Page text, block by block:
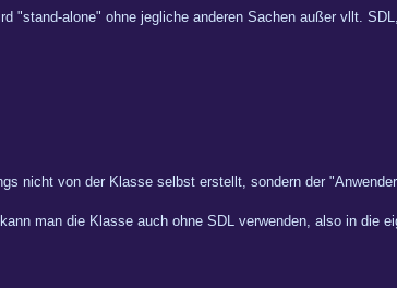
"stand-alone" ohne jegliche anderen Sachen außer vllt.
nicht von der Klasse selbst erstellt, sondern der
man die Klasse auch ohne SDL verwenden, also in die